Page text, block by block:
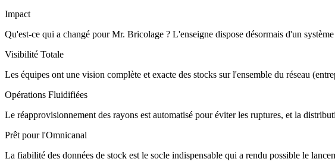
Impact
Qu'est-ce qui a changé pour Mr. Bricolage ? L'enseigne dispose désormais d'un
Visibilité Totale
Les équipes ont une vision complète et exacte des stocks sur l'ensemble du réseau
Opérations Fluidifiées
Le réapprovisionnement des rayons est automatisé pour éviter les ruptures, et la
Prêt pour l'Omnicanal
La fiabilité des données de stock est le socle indispensable qui a rendu possible le